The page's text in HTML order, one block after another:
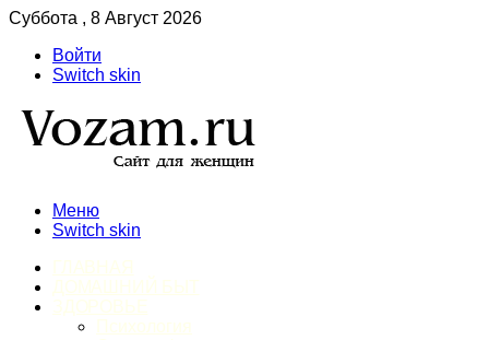
Суббота , 8 Август 2026
Войти
Switch skin
Меню
Switch skin